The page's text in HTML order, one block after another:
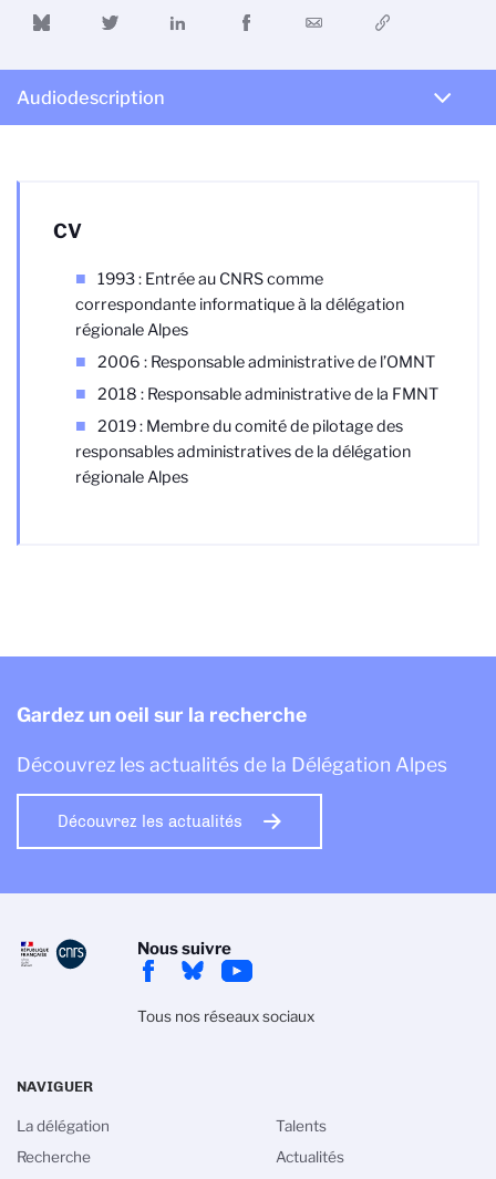
Audiodescription
CV
1993 : Entrée au CNRS comme
correspondante informatique à la délégation
régionale Alpes
2006 : Responsable administrative de l’OMNT
2018 : Responsable administrative de la FMNT
2019 : Membre du comité de pilotage des
responsables administratives de la délégation
régionale Alpes
Gardez un oeil sur la recherche
Découvrez les actualités de la Délégation Alpes
Découvrez les actualités
Nous suivre
Tous nos réseaux sociaux
NAVIGUER
La délégation
Recherche
Talents
Actualités